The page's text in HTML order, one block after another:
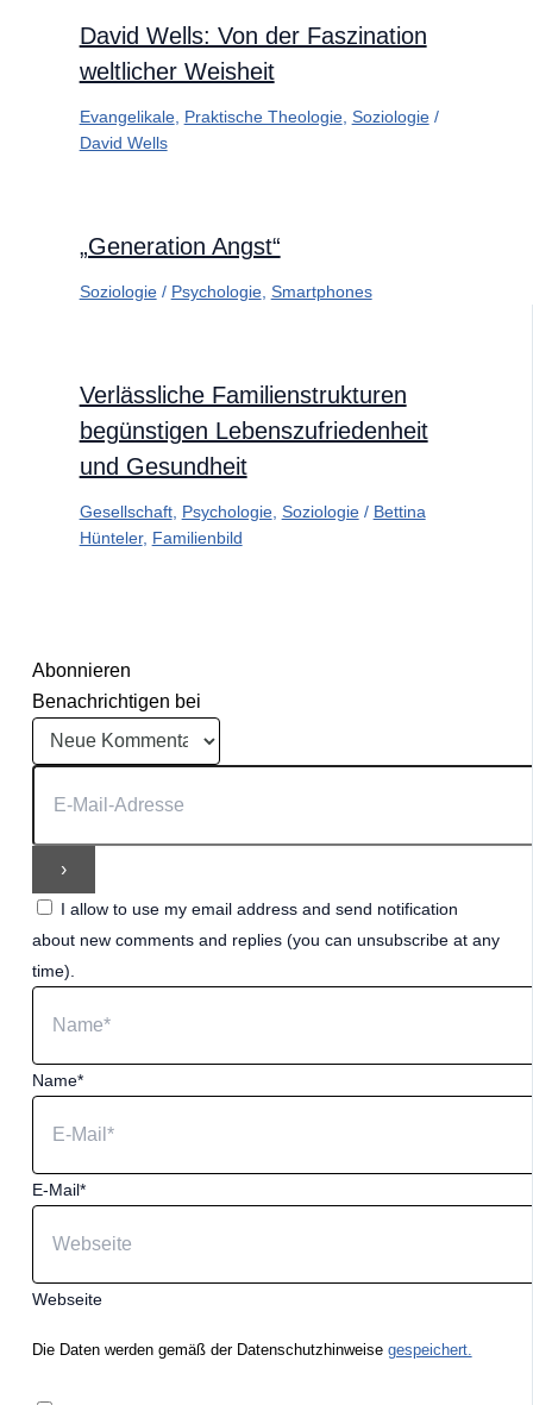
David Wells: Von der Faszination
weltlicher Weisheit
Evangelikale, Praktische Theologie, Soziologie/
David Wells
„Generation Angst“
Soziologie/ Psychologie, Smartphones
Verlässliche Familienstrukturen
begünstigen Lebenszufriedenheit
und Gesundheit
Gesellschaft, Psychologie, Soziologie/ Bettina
Hünteler, Familienbild
Abonnieren
Benachrichtigen bei
I allow to use my email address and send notification
about new comments and replies (you can unsubscribe at any
time).
Name*
E-Mail*
Webseite
Die Daten werden gemäß der Datenschutzhinweise gespeichert.